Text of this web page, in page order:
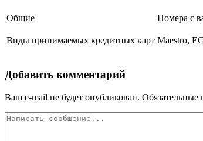
Общие Номера с
Виды принимаемых кредитных карт Maestro,
Добавить комментарий
Ваш e-mail не будет опубликован. Обязательные